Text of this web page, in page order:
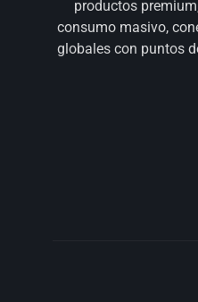
productos
consumo masivo,
globales con puntos